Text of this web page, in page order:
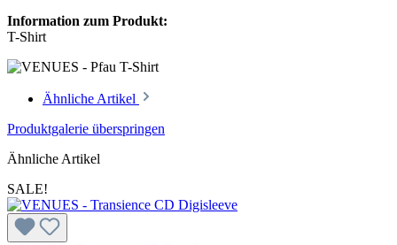
Information zum Produkt:
T-Shirt
Ähnliche Artikel
Produktgalerie überspringen
Ähnliche Artikel
SALE!